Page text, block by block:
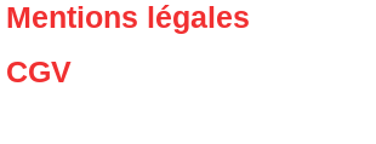
Mentions légales
CGV